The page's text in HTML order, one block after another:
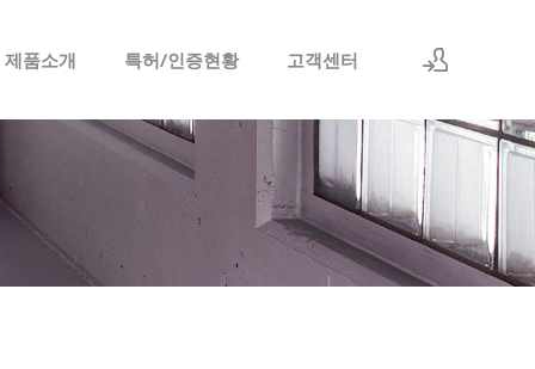
로그인
회원가입
제품소개 특허/인증현황 고객센터